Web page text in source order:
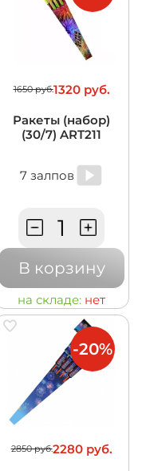
1650 руб.1320 руб.
Ракеты (набор)
(30/7) ART211
7 залпов
В корзину
на складе: нет
2850 руб.2280 руб.
-20%